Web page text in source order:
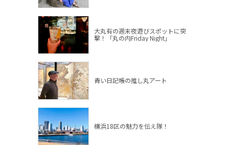
大丸有の週末夜遊びスポットに突
撃！「丸の内Friday Night」
青い日記帳の推し丸アート
横浜18区の魅力を伝え隊！